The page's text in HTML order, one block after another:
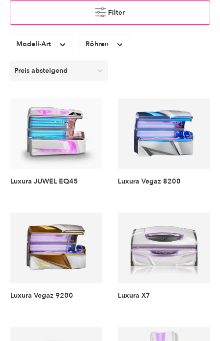
Filter
Modell-Art Röhren
Luxura JUWEL EQ45 Luxura Vegaz 8200
Luxura Vegaz 9200 Luxura X7